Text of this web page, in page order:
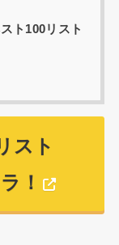
ト100リスト
スト
！